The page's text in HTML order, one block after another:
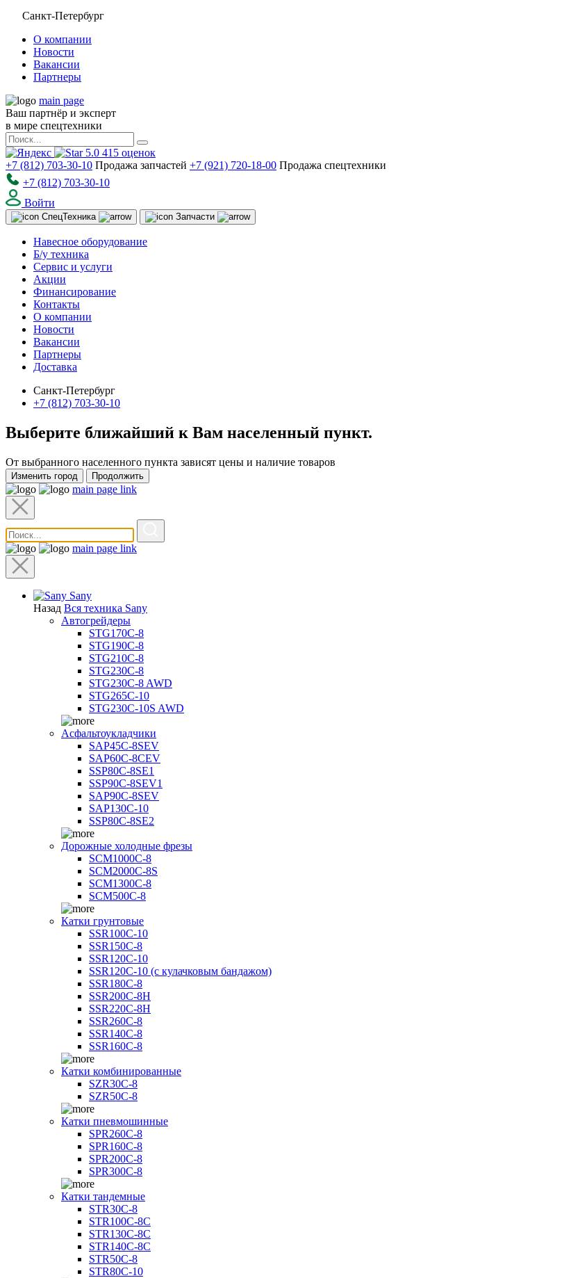
Санкт-Петербург
О компании
Новости
Вакансии
Партнеры
main page
Ваш партнёр и эксперт
в мире спецтехники
5.0 415 оценок
+7 (812) 703-30-10 Продажа запчастей +7 (921) 720-18-00 Продажа спецтехники
+7 (812) 703-30-10
Войти
СпецТехника Запчасти
Навесное оборудование
Б/у техника
Сервис и услуги
Акции
Финансирование
Контакты
О компании
Новости
Вакансии
Партнеры
Доставка
Санкт-Петербург
+7 (812) 703-30-10
Выберите ближайший к Вам населенный пункт.
От выбранного населенного пункта зависят цены и наличие товаров
Изменить город Продолжить
main page link
main page link
Sany
Назад Вся техника Sany
Автогрейдеры
STG170C-8
STG190C-8
STG210C-8
STG230C-8
STG230C-8 AWD
STG265C-10
STG230C-10S AWD
Асфальтоукладчики
SAP45С-8SEV
SAP60C-8CEV
SSP80C-8SE1
SSP90C-8SEV1
SAP90C-8SEV
SAP130C-10
SSP80C-8SE2
Дорожные холодные фрезы
SCM1000C-8
SCM2000C-8S
SCM1300C-8
SCM500C-8
Катки грунтовые
SSR100C-10
SSR150C-8
SSR120C-10
SSR120C-10 (с кулачковым бандажом)
SSR180C-8
SSR200C-8H
SSR220C-8H
SSR260C-8
SSR140C-8
SSR160C-8
Катки комбинированные
SZR30C-8
SZR50C-8
Катки пневмошинные
SPR260C-8
SPR160C-8
SPR200C-8
SPR300C-8
Катки тандемные
STR30C-8
STR100C-8С
STR130C-8С
STR140C-8С
STR50C-8
STR80C-10